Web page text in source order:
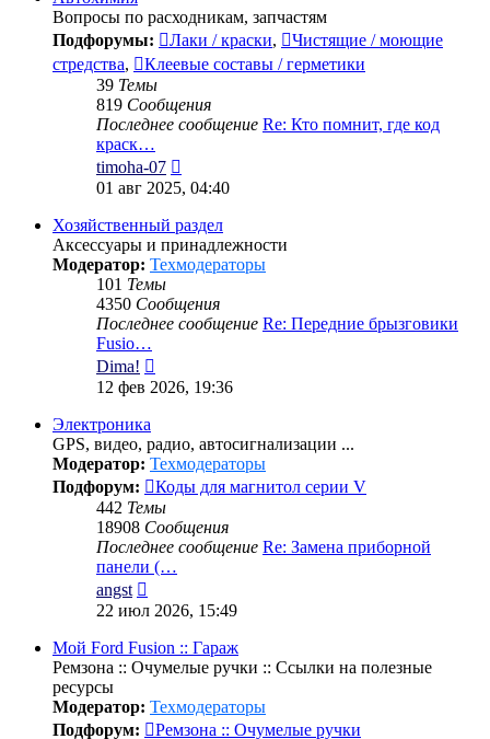
Вопросы по расходникам, запчастям
Подфорумы:
Лаки / краски,
Чистящие / моющие
стредства,
Клеевые составы / герметики
39 Темы
819 Сообщения
Последнее сообщение Re: Кто помнит, где код
краск…
timoha-07
сообщению
01 авг 2025, 04:40
Хозяйственный раздел
Аксессуары и принадлежности
Модератор: Техмодераторы
101 Темы
4350 Сообщения
Последнее сообщение Re: Передние брызговики
Fusio…
Dima!
к
12 фев 2026, 19:36
Электроника
GPS, видео, радио, автосигнализации ...
Модератор: Техмодераторы
Подфорум:
Коды для магнитол серии V
442 Темы
18908 Сообщения
Последнее сообщение Re: Замена приборной
панели (…
angst
к
сообщению
22 июл 2026, 15:49
Мой Ford Fusion :: Гараж
Ремзона :: Очумелые ручки :: Ссылки на полезные
ресурсы
Модератор: Техмодераторы
Подфорум:
Ремзона :: Очумелые ручки